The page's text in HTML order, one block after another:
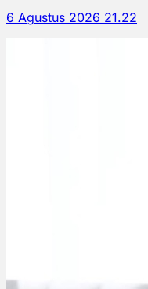
6 Agustus 2026 21.22